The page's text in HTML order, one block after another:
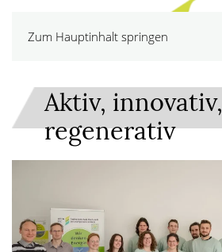
Zum Hauptinhalt springen
Aktiv, innovativ,
regenerativ